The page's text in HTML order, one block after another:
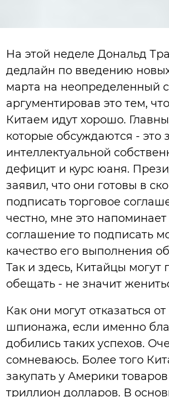
На этой неделе Дональд
дедлайн по введению
марта на неопределенный
аргументировав это тем,
Китаем идут хорошо.
которые обсуждаются - это
интеллектуальной
дефицит и курс юаня.
заявил, что они готовы в
подписать торговое
честно, мне это
соглашение то подписать
качество его выполнения
Так и здесь, Китайцы могут
обещать - не значит
Как они могут отказаться
шпионажа, если именно
добились таких успехов.
сомневаюсь. Более того
закупать у Америки
триллион долларов. В